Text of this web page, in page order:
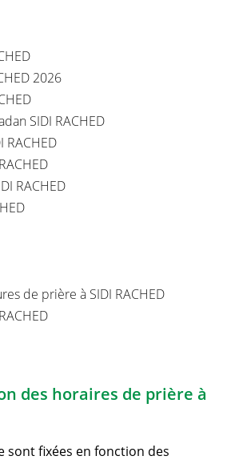
2026
SIDI RACHED
RACHED
RACHED
de prière à SIDI RACHED
des horaires de prière à
sont fixées en fonction des